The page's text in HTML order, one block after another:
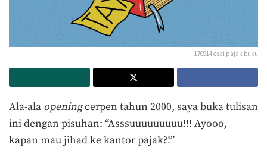
170914 esai pajak buku
Ala-ala openingcerpen tahun 2000, saya buka tulisan
ini dengan pisuhan: “Asssuuuuuuuuu!!! Ayooo,
kapan mau jihad ke kantor pajak?!”